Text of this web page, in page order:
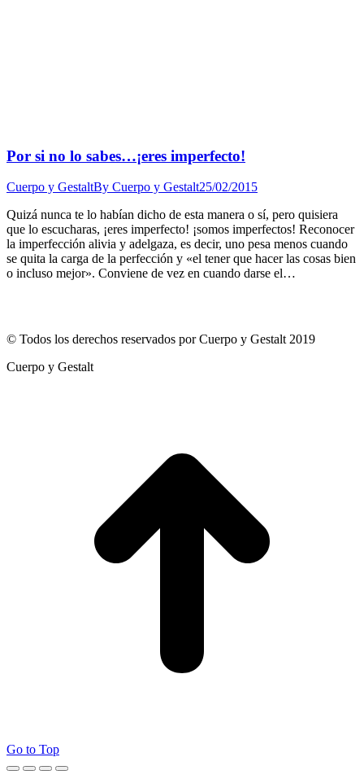
Por si no lo sabes…¡eres imperfecto!
Cuerpo y GestaltBy Cuerpo y Gestalt25/02/2015
Quizá nunca te lo habían dicho de esta manera o sí, pero quisiera
que lo escucharas, ¡eres imperfecto! ¡somos imperfectos! Reconocer
la imperfección alivia y adelgaza, es decir, uno pesa menos cuando
se quita la carga de la perfección y «el tener que hacer las cosas bien
o incluso mejor». Conviene de vez en cuando darse el…
© Todos los derechos reservados por Cuerpo y Gestalt 2019
Cuerpo y Gestalt
Go to Top